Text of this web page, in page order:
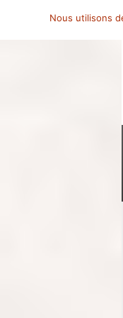
Nous utilisons